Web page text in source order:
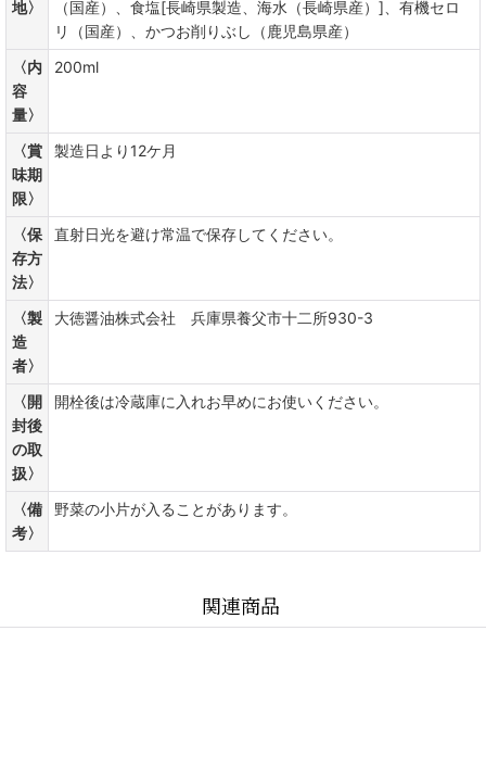
地〉
（国産）、食塩[長崎県製造、海水（長崎県産）]、有機セロ
リ（国産）、かつお削りぶし（鹿児島県産）
〈内
容
量〉
200ml
〈賞
味期
限〉
製造日より12ケ月
〈保
存方
法〉
直射日光を避け常温で保存してください。
〈製
造
者〉
大徳醤油株式会社 兵庫県養父市十二所930-3
〈開
封後
の取
扱〉
開栓後は冷蔵庫に入れお早めにお使いください。
〈備
考〉
野菜の小片が入ることがあります。
関連商品